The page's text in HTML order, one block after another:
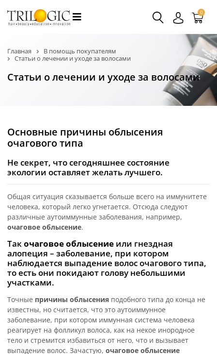
0
Главная
В помощь покупателям
Статьи о лечении и уходе за волосами
Статьи о лечении и уходе за волосами
Основные причины облысения
очагового типа
Не секрет, что сегодняшнее состояние
экологии оставляет желать лучшего.
Общая ситуация сказывается больше всего на иммунитете
человека, который легко угнетается. Отсюда следуют
различные аутоиммунные заболевания, например,
очаговое облысение.
Такочаговое облысение или гнездная
алопеция – заболевание, при котором
наблюдается выпадение волос очагового типа,
то есть они покидают голову небольшими
участками.
Точные причины облысения подобного типа до конца не
известны, но считается, что это аутоиммунное
заболевание, при котором иммунная система человека
реагирует на фолликул волоса, как на некое инородное
тело и стремится избавиться от него, что и вызывает
выпадение волос. Зачастую, очаговое облысение